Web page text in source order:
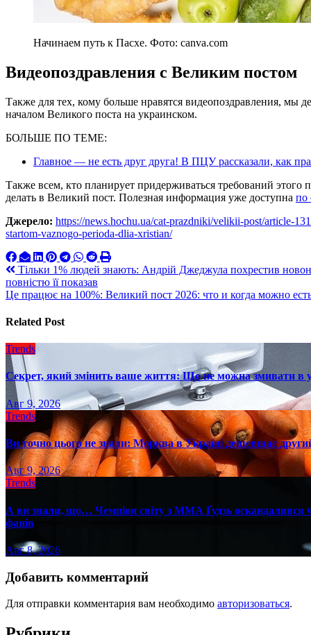
Начинаем путь к Пасхе. Фото: canva.com
Видеопоздравления с Великим постом
Также для тех, кому больше нравятся видеопоздравления, мы
началом Великого поста на украинском.
БОЛЬШЕ ПО ТЕМЕ:
Главное — не есть друг друга! В ПЦУ рассказали, как
Также всем, кто планирует придерживаться требований
делать в Великий пост. Полезная информация уже доступна по
Джерело: https://news.hochu.ua/cat-prazdniki/velikii-post/article-
startom-vaznogo-perioda-dlia-xristian/
Навигация
по
Тільки 1% людей знають: Андрій Джеджула похрестив
повністю її показав
Це працює на 100%: Великий пост 2026: что и когда можно
Related Post
Trends
Секрет, який змінить ваше життя: Що не можна змивати в
Авг 9, 2026
Trends
Ви точно цього не знали: Морква в Україні дешевшає
Авг 9, 2026
Trends
А ви знали, що… Чемпіон світу з ММА Ґудзь оскандалився
фанів
Авг 8, 2026
Добавить комментарий
Для отправки комментария вам необходимо авторизоваться.